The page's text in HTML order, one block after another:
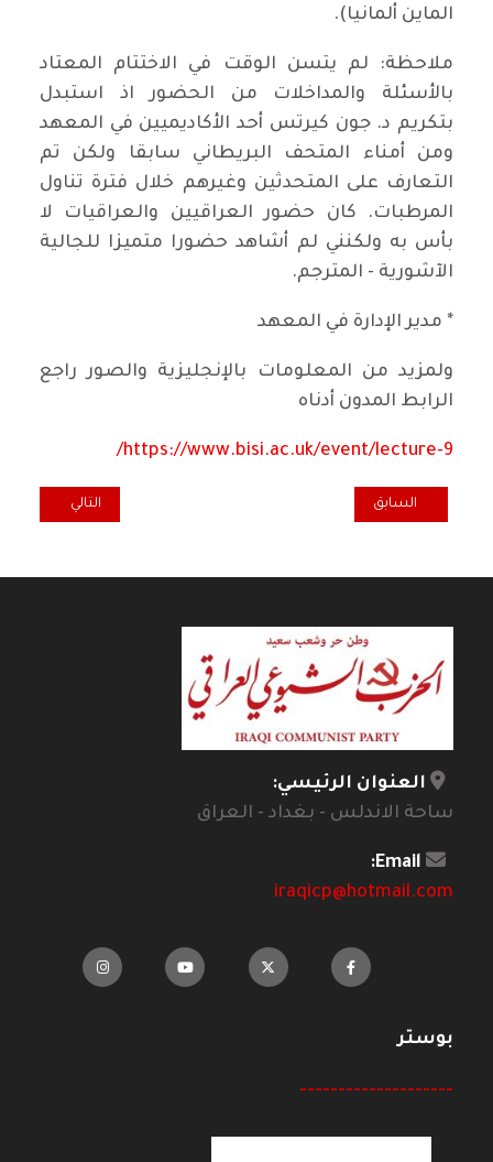
الماين ألمانيا).
ملاحظة: لم يتسن الوقت في الاختتام المعتاد
بالأسئلة والمداخلات من الحضور اذ استبدل
بتكريم د. جون كيرتس أحد الأكاديميين في المعهد
ومن أمناء المتحف البريطاني سابقا ولكن تم
التعارف على المتحدثين وغيرهم خلال فترة تناول
المرطبات. كان حضور العراقيين والعراقيات لا
بأس به ولكنني لم أشاهد حضورا متميزا للجالية
الآشورية - المترجم.
* مدير الإدارة في المعهد
ولمزيد من المعلومات بالإنجليزية والصور راجع
الرابط المدون أدناه
https://www.bisi.ac.uk/event/lecture-9/
المقال السابق: مذكرة تضامن مع حملة مكافحة الفساد من 37 حزبا ومنظمة مجتمع مدني في السويد
السابق المقال التالي:
التالي
العنوان الرئيسي:
ساحة الاندلس - بغداد - العراق
Email:
iraqicp@hotmail.com
بوستر
--------------------